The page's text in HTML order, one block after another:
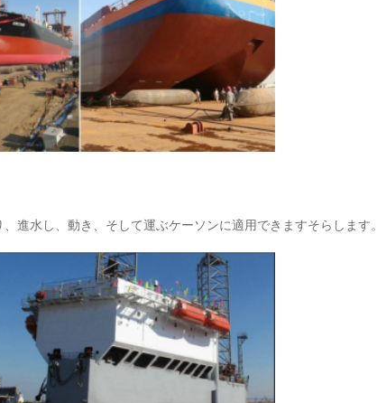
進水し、動き、そして運ぶケーソンに適用できますそらします。